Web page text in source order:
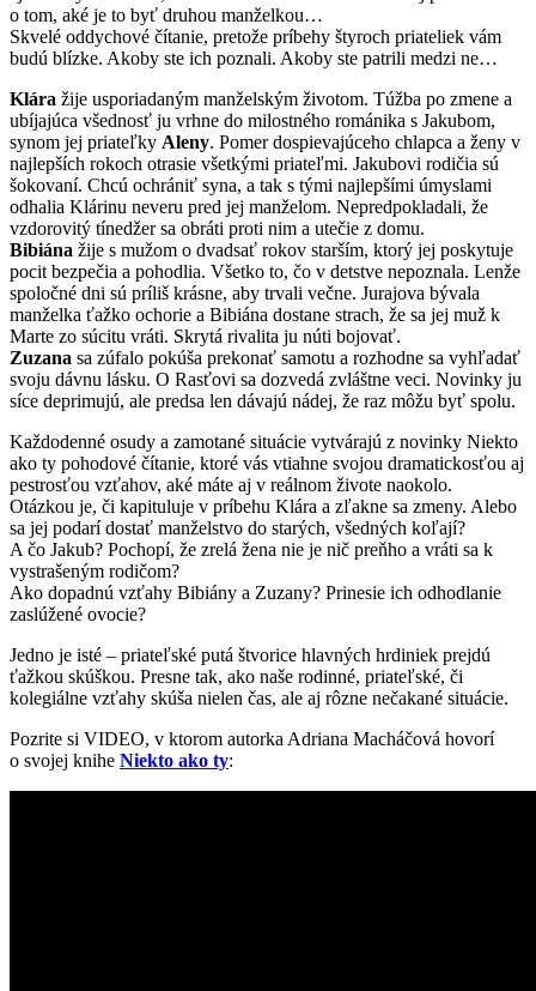
o tom, aké je to byť druhou manželkou…
Skvelé oddychové čítanie, pretože príbehy štyroch priateliek vám
budú blízke. Akoby ste ich poznali. Akoby ste patrili medzi ne…
Klára žije usporiadaným manželským životom. Túžba po zmene a
ubíjajúca všednosť ju vrhne do milostného románika s Jakubom,
synom jej priateľky Aleny. Pomer dospievajúceho chlapca a ženy v
najlepších rokoch otrasie všetkými priateľmi. Jakubovi rodičia sú
šokovaní. Chcú ochrániť syna, a tak s tými najlepšími úmyslami
odhalia Klárinu neveru pred jej manželom. Nepredpokladali, že
vzdorovitý tínedžer sa obráti proti nim a utečie z domu.
Bibiána žije s mužom o dvadsať rokov starším, ktorý jej poskytuje
pocit bezpečia a pohodlia. Všetko to, čo v detstve nepoznala. Lenže
spoločné dni sú príliš krásne, aby trvali večne. Jurajova bývala
manželka ťažko ochorie a Bibiána dostane strach, že sa jej muž k
Marte zo súcitu vráti. Skrytá rivalita ju núti bojovať.
Zuzana sa zúfalo pokúša prekonať samotu a rozhodne sa vyhľadať
svoju dávnu lásku. O Rasťovi sa dozvedá zvláštne veci. Novinky ju
síce deprimujú, ale predsa len dávajú nádej, že raz môžu byť spolu.
Každodenné osudy a zamotané situácie vytvárajú z novinky Niekto
ako ty pohodové čítanie, ktoré vás vtiahne svojou dramatickosťou aj
pestrosťou vzťahov, aké máte aj v reálnom živote naokolo.
Otázkou je, či kapituluje v príbehu Klára a zľakne sa zmeny. Alebo
sa jej podarí dostať manželstvo do starých, všedných koľají?
A čo Jakub? Pochopí, že zrelá žena nie je nič preňho a vráti sa k
vystrašeným rodičom?
Ako dopadnú vzťahy Bibiány a Zuzany? Prinesie ich odhodlanie
zaslúžené ovocie?
Jedno je isté – priateľské putá štvorice hlavných hrdiniek prejdú
ťažkou skúškou. Presne tak, ako naše rodinné, priateľské, či
kolegiálne vzťahy skúša nielen čas, ale aj rôzne nečakané situácie.
Pozrite si VIDEO, v ktorom autorka Adriana Macháčová hovorí
o svojej knihe Niekto ako ty: